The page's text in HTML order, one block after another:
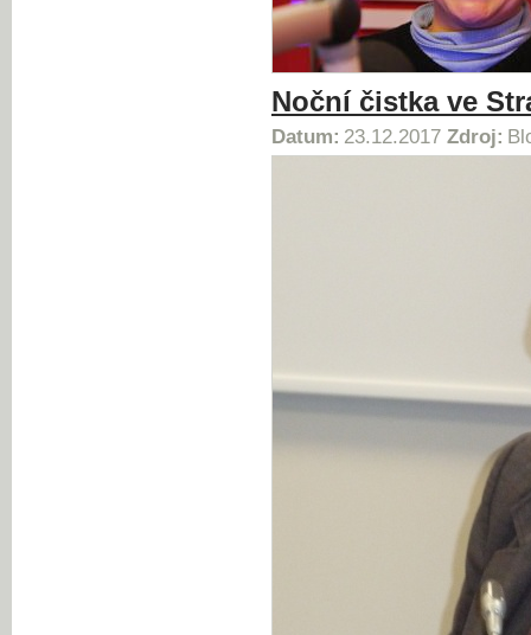
Noční čistka ve
Datum: 23.12.2017 Zdroj: